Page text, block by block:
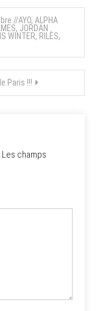
//AYO, ALPHA
JORDAN
WINTER, RILÈS,
Paris !!!
Les champs